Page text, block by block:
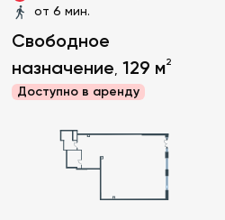
от 6 мин.
Свободное
назначение, 129 м2
Доступно в аренду